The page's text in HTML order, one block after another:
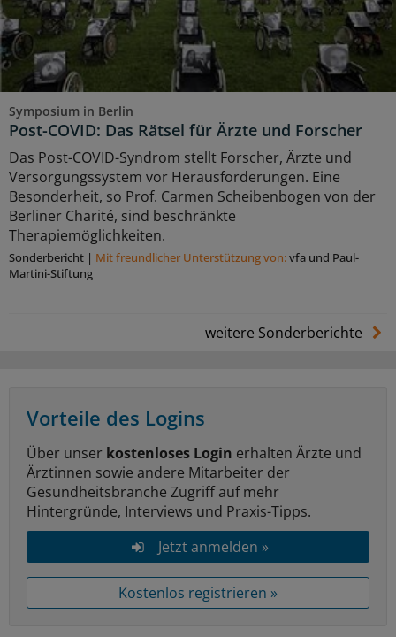
Symposium in Berlin
Post-COVID: Das Rätsel für Ärzte und Forscher
Das Post-COVID-Syndrom stellt Forscher, Ärzte und
Versorgungssystem vor Herausforderungen. Eine
Besonderheit, so Prof. Carmen Scheibenbogen von der
Berliner Charité, sind beschränkte
Therapiemöglichkeiten.
Sonderbericht | Mit freundlicher Unterstützung von:vfa und Paul-
Martini-Stiftung
weitere Sonderberichte
Vorteile des Logins
Über unser kostenloses Login erhalten Ärzte und
Ärztinnen sowie andere Mitarbeiter der
Gesundheitsbranche Zugriff auf mehr
Hintergründe, Interviews und Praxis-Tipps.
Jetzt anmelden »
Kostenlos registrieren »